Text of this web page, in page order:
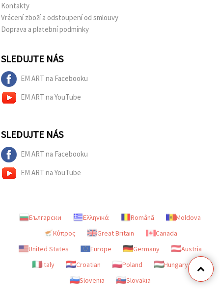
Kontakty
Vrácení zboží a odstoupení od smlouvy
Doprava a platební podmínky
SLEDUJTE NÁS
EM ART na Facebooku
EM ART na YouTube
SLEDUJTE NÁS
EM ART na Facebooku
EM ART na YouTube
Български Ελληνικά Română
Moldova
Κύπρος
Great Britain
Canada
United States
Europe Germany
Austria
Italy
Croatian Poland
Hungary
Slovenia
Slovakia